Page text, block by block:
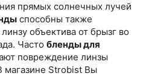
прямых солнечных лучей
способны также
объектива от брызг во
Часто бленды для
повреждение линзы
магазине Strobist Вы